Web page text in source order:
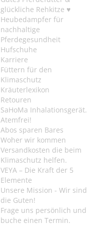
glückliche Rehkitze ♥
Heubedampfer für
nachhaltige
Pferdegesundheit
Hufschuhe
Karriere
Füttern für den
Klimaschutz
Kräuterlexikon
Retouren
SaHoMa Inhalationsgerät.
Atemfrei!
Abos sparen Bares
Woher wir kommen
Versandkosten die beim
Klimaschutz helfen.
VEYA – Die Kraft der 5
Elemente
Unsere Mission - Wir sind
die Guten!
Frage uns persönlich und
buche einen Termin.